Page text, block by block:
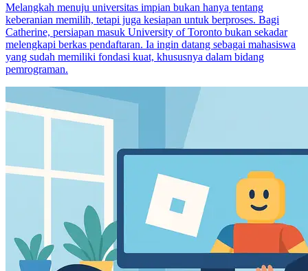
Melangkah menuju universitas impian bukan hanya tentang
keberanian memilih, tetapi juga kesiapan untuk berproses. Bagi
Catherine, persiapan masuk University of Toronto bukan sekadar
melengkapi berkas pendaftaran. Ia ingin datang sebagai mahasiswa
yang sudah memiliki fondasi kuat, khususnya dalam bidang
pemrograman.